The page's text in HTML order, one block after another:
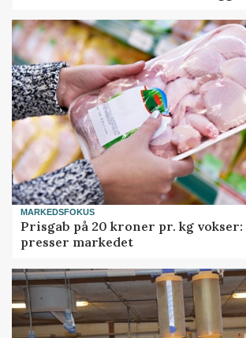
MARKEDSFOKUS
Prisgab på 20 kroner pr. kg
presser markedet